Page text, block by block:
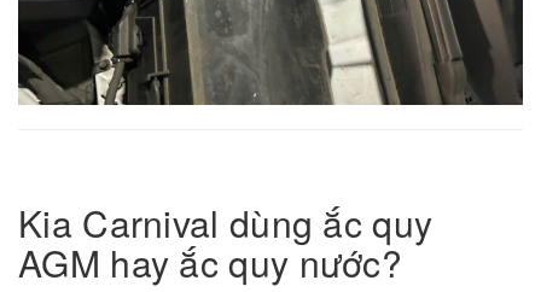
Kia Carnival dùng ắc quy
AGM hay ắc quy nước?